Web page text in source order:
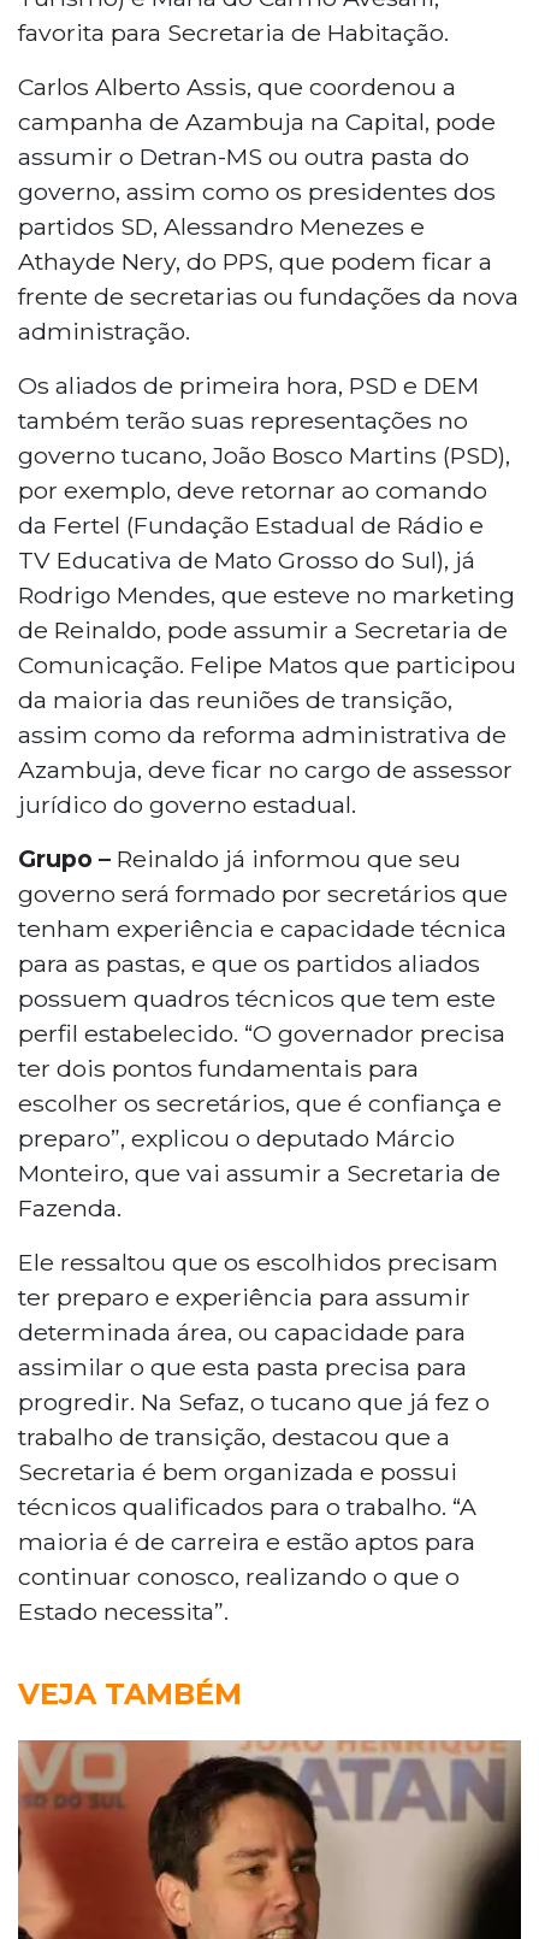
favorita para Secretaria de Habitação.
Carlos Alberto Assis, que coordenou a
campanha de Azambuja na Capital, pode
assumir o Detran-MS ou outra pasta do
governo, assim como os presidentes dos
partidos SD, Alessandro Menezes e
Athayde Nery, do PPS, que podem ficar a
frente de secretarias ou fundações da nova
administração.
Os aliados de primeira hora, PSD e DEM
também terão suas representações no
governo tucano, João Bosco Martins (PSD),
por exemplo, deve retornar ao comando
da Fertel (Fundação Estadual de Rádio e
TV Educativa de Mato Grosso do Sul), já
Rodrigo Mendes, que esteve no marketing
de Reinaldo, pode assumir a Secretaria de
Comunicação. Felipe Matos que participou
da maioria das reuniões de transição,
assim como da reforma administrativa de
Azambuja, deve ficar no cargo de assessor
jurídico do governo estadual.
Grupo – Reinaldo já informou que seu
governo será formado por secretários que
tenham experiência e capacidade técnica
para as pastas, e que os partidos aliados
possuem quadros técnicos que tem este
perfil estabelecido. “O governador precisa
ter dois pontos fundamentais para
escolher os secretários, que é confiança e
preparo”, explicou o deputado Márcio
Monteiro, que vai assumir a Secretaria de
Fazenda.
Ele ressaltou que os escolhidos precisam
ter preparo e experiência para assumir
determinada área, ou capacidade para
assimilar o que esta pasta precisa para
progredir. Na Sefaz, o tucano que já fez o
trabalho de transição, destacou que a
Secretaria é bem organizada e possui
técnicos qualificados para o trabalho. “A
maioria é de carreira e estão aptos para
continuar conosco, realizando o que o
Estado necessita”.
VEJA TAMBÉM